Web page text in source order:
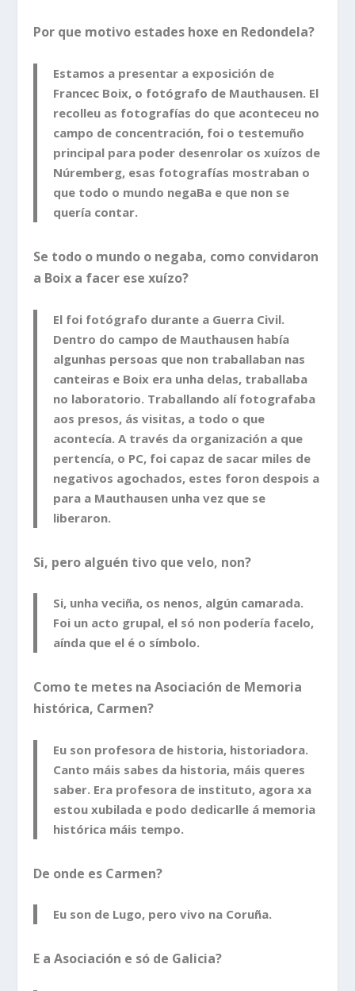
Por que motivo estades hoxe en Redondela?
Estamos a presentar a exposición de
Francec Boix, o fotógrafo de Mauthausen. El
recolleu as fotografías do que aconteceu no
campo de concentración, foi o testemuño
principal para poder desenrolar os xuízos de
Núremberg, esas fotografías mostraban o
que todo o mundo negaBa e que non se
quería contar.
Se todo o mundo o negaba, como convidaron
a Boix a facer ese xuízo?
El foi fotógrafo durante a Guerra Civil.
Dentro do campo de Mauthausen había
algunhas persoas que non traballaban nas
canteiras e Boix era unha delas, traballaba
no laboratorio. Traballando alí fotografaba
aos presos, ás visitas, a todo o que
acontecía. A través da organización a que
pertencía, o PC, foi capaz de sacar miles de
negativos agochados, estes foron despois a
para a Mauthausen unha vez que se
liberaron.
Si, pero alguén tivo que velo, non?
Si, unha veciña, os nenos, algún camarada.
Foi un acto grupal, el só non podería facelo,
aínda que el é o símbolo.
Como te metes na Asociación de Memoria
histórica, Carmen?
Eu son profesora de historia, historiadora.
Canto máis sabes da historia, máis queres
saber. Era profesora de instituto, agora xa
estou xubilada e podo dedicarlle á memoria
histórica máis tempo.
De onde es Carmen?
Eu son de Lugo, pero vivo na Coruña.
E a Asociación e só de Galicia?